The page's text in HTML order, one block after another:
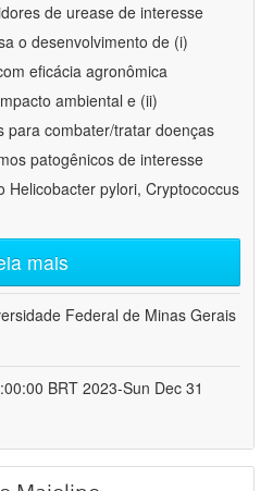
de urease de interesse
o desenvolvimento de (i)
eficácia agronômica
ambiental e (ii)
para combater/tratar doenças
patogênicos de interesse
Helicobacter pylori, Cryptococcus
mais
Federal de Minas Gerais
BRT 2023-Sun Dec 31